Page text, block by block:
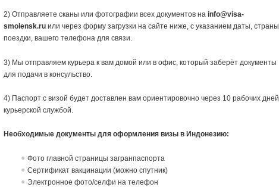
2) Отправляете сканы или фотографии всех документов наinfo@visa-
smolensk.ru или через форму загрузки на сайте ниже, с указанием даты, страны
поездки, вашего телефона для связи.
3) Мы отправляем курьера к вам домой или в офис, который заберёт документы
для подачи в консульство.
4) Паспорт с визой будет доставлен вам ориентировочно через 10 рабочих дней
курьерской службой.
Необходимые документы для оформления визы в Индонезию:
Фото главной страницы загранпаспорта
Сертификат вакцинации (можно спутник)
Электронное фото/селфи на телефон